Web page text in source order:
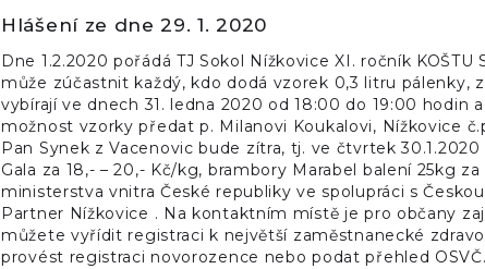
Hlášení ze dne 29. 1. 2020
Dne 1.2.2020 pořádá TJ Sokol Nížkovice XI. ročník
může zúčastnit každý, kdo dodá vzorek 0,3 litru pálenky,
vybírají ve dnech 31. ledna 2020 od 18:00 do 19:00 hodin
možnost vzorky předat p. Milanovi Koukalovi, Nížkovice
Pan Synek z Vacenovic bude zítra, tj. ve čtvrtek
Gala za 18,- – 20,- Kč/kg, brambory Marabel balení 25kg
ministerstva vnitra České republiky ve spolupráci s
Partner Nížkovice . Na kontaktním místě je pro občany
můžete vyřídit registraci k největší zaměstnanecké
provést registraci novorozence nebo podat přehled OSVČ.